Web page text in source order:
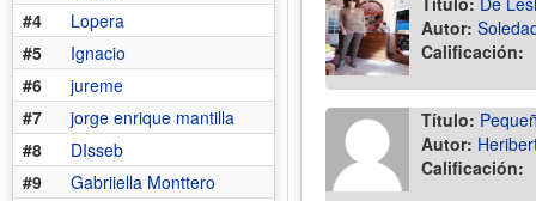
#4
Lopera
#5
Ignacio
#6
jureme
#7
jorge enrique mantilla
#8
DIsseb
#9
Gabriiella Monttero
Autor:
Calificación:
Título:
Autor:
Calificación: